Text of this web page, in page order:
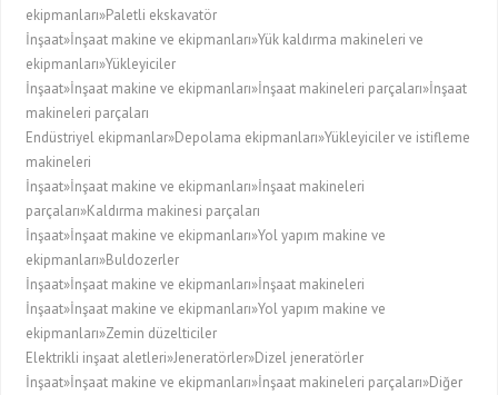
ekipmanları»Paletli ekskavatör
İnşaat»İnşaat makine ve ekipmanları»Yük kaldırma makineleri ve
ekipmanları»Yükleyiciler
İnşaat»İnşaat makine ve ekipmanları»İnşaat makineleri parçaları»İnşaat
makineleri parçaları
Endüstriyel ekipmanlar»Depolama ekipmanları»Yükleyiciler ve istifleme
makineleri
İnşaat»İnşaat makine ve ekipmanları»İnşaat makineleri
parçaları»Kaldırma makinesi parçaları
İnşaat»İnşaat makine ve ekipmanları»Yol yapım makine ve
ekipmanları»Buldozerler
İnşaat»İnşaat makine ve ekipmanları»İnşaat makineleri
İnşaat»İnşaat makine ve ekipmanları»Yol yapım makine ve
ekipmanları»Zemin düzelticiler
Elektrikli inşaat aletleri»Jeneratörler»Dizel jeneratörler
İnşaat»İnşaat makine ve ekipmanları»İnşaat makineleri parçaları»Diğer